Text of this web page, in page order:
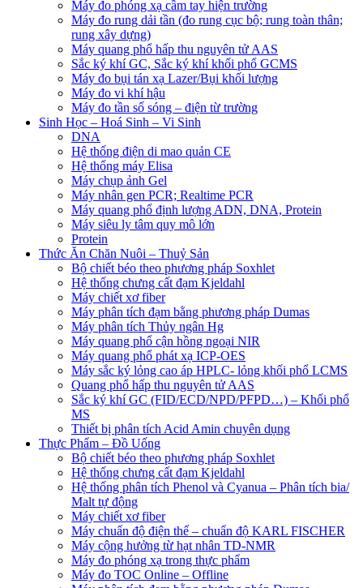
Máy đo phóng xạ cầm tay hiện trường
Máy đo rung dải tần (đo rung cục bộ; rung toàn thân;
rung xây dựng)
Máy quang phổ hấp thu nguyên tử AAS
Sắc ký khí GC, Sắc ký khí khối phổ GCMS
Máy đo bụi tán xạ Lazer/Bụi khối lượng
Máy đo vi khí hậu
Máy đo tần số sóng – điện từ trường
Sinh Học – Hoá Sinh – Vi Sinh
DNA
Hệ thống điện di mao quản CE
Hệ thống máy Elisa
Máy chụp ảnh Gel
Máy nhân gen PCR; Realtime PCR
Máy quang phổ định lượng ADN, DNA, Protein
Máy siêu ly tâm quy mô lớn
Protein
Thức Ăn Chăn Nuôi – Thuỷ Sản
Bộ chiết béo theo phương pháp Soxhlet
Hệ thống chưng cất đạm Kjeldahl
Máy chiết xơ fiber
Máy phân tích đạm bằng phương pháp Dumas
Máy phân tích Thủy ngân Hg
Máy quang phổ cận hồng ngoại NIR
Máy quang phổ phát xạ ICP-OES
Máy sắc ký lỏng cao áp HPLC- lỏng khối phổ LCMS
Quang phổ hấp thu nguyên tử AAS
Sắc ký khí GC (FID/ECD/NPD/PFPD…) – Khối phổ
MS
Thiết bị phân tích Acid Amin chuyên dụng
Thực Phẩm – Đồ Uống
Bộ chiết béo theo phương pháp Soxhlet
Hệ thống chưng cất đạm Kjeldahl
Hệ thống phân tích Phenol và Cyanua – Phân tích bia/
Malt tự động
Máy chiết xơ fiber
Máy chuẩn độ điện thế – chuẩn độ KARL FISCHER
Máy cộng hưởng từ hạt nhân TD-NMR
Máy đo phóng xạ trong thực phẩm
Máy đo TOC Online – Offline